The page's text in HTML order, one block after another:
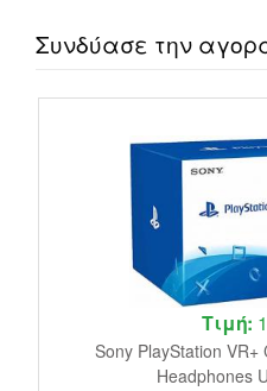
Συνδύασε την
Τιμή:
Sony PlayStation
Headphones